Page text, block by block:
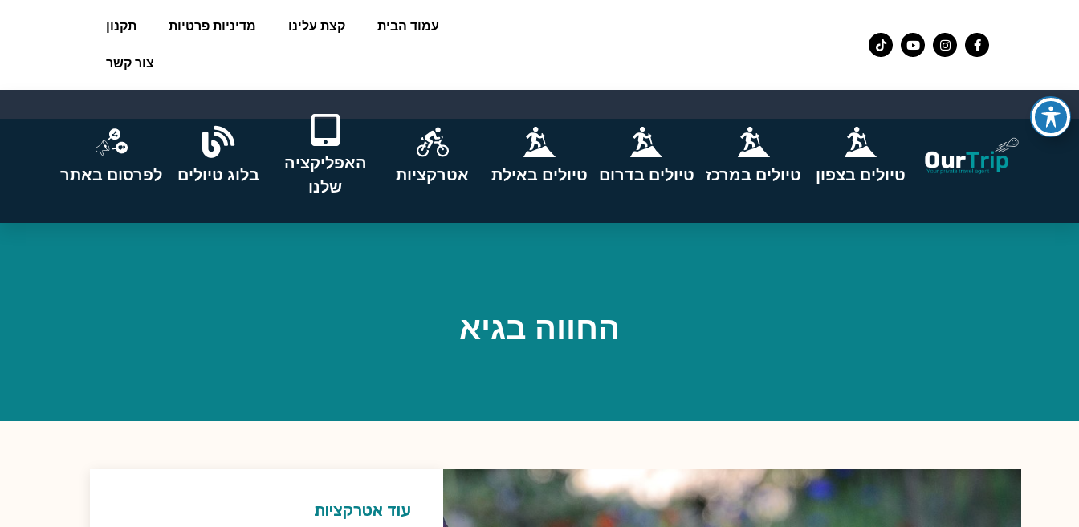
עמוד הבית קצת עלינו מדיניות פרטיות תקנון
צור קשר
טיולים בצפון טיולים במרכז טיולים בדרום טיולים באילת אטרקציות
האפליקציה
שלנו
בלוג טיולים לפרסום באתר
החווה בגיא
עוד אטרקציות